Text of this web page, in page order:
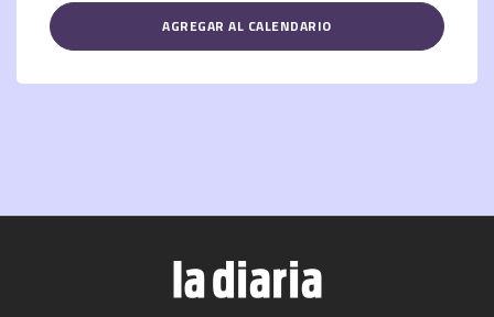
AGREGAR AL CALENDARIO